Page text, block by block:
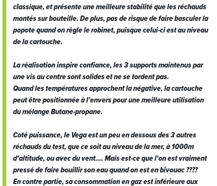
classique, et présente une meilleure stabilité que les réchauds
montés sur bouteille. De plus, pas de risque de faire basculer la
popote quand on règle le robinet, puisque celui-ci est au niveau
de la cartouche.
La réalisation inspire confiance, les 3 supports maintenus par
une vis au centre sont solides et ne se tordent pas.
Quand les températures approchent la négative, la cartouche
peut être positionnée à l'envers pour une meilleure utilisation
du mélange Butane-propane.
Coté puissance, le Vega est un peu en dessous des 3 autres
réchauds du test, que ce soit au niveau de la mer, à 1000m
d'altitude, ou avec du vent.... Mais est-ce que l'on est vraiment
pressé de faire bouillir son eau quand on est en bivouac ????
En contre partie, sa consommation en gaz est inférieure aux